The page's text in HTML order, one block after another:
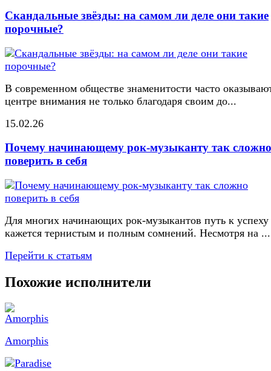
Скандальные звёзды: на самом ли деле они такие
порочные?
В современном обществе знаменитости часто
центре внимания не только благодаря своим до...
15.02.26
Почему начинающему рок-музыканту так сложно
поверить в себя
Для многих начинающих рок-музыкантов путь к успеху
кажется тернистым и полным сомнений. Несмотря на ...
Перейти к статьям
Похожие исполнители
Amorphis